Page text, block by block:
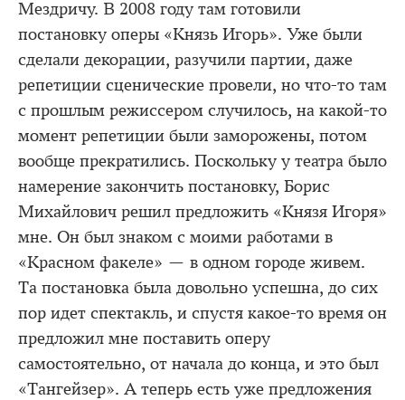
Мездричу. В 2008 году там готовили
постановку оперы «Князь Игорь». Уже были
сделали декорации, разучили партии, даже
репетиции сценические провели, но что-то там
с прошлым режиссером случилось, на какой-то
момент репетиции были заморожены, потом
вообще прекратились. Поскольку у театра было
намерение закончить постановку, Борис
Михайлович решил предложить «Князя Игоря»
мне. Он был знаком с моими работами в
«Красном факеле» — в одном городе живем.
Та постановка была довольно успешна, до сих
пор идет спектакль, и спустя какое-то время он
предложил мне поставить оперу
самостоятельно, от начала до конца, и это был
«Тангейзер». А теперь есть уже предложения